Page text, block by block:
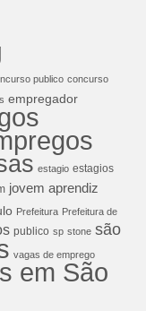
publico concurso
empregador
estagio estagios
jovem aprendiz
Prefeitura Prefeitura de
publico sp stone são
vagas de emprego
em São